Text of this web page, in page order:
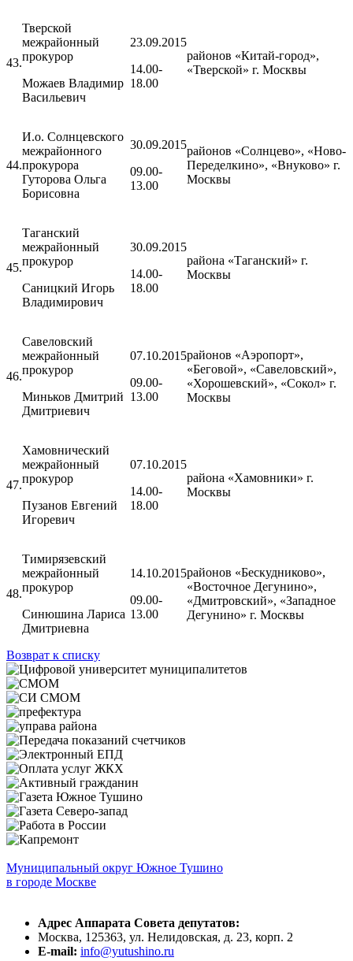
43.
Тверской
межрайонный
прокурор
Можаев Владимир
Васильевич
23.09.2015
14.00-
18.00
районов «Китай-город»,
«Тверской» г. Москвы
44.
И.о. Солнцевского
межрайонного
прокурора
Гуторова Ольга
Борисовна
30.09.2015
09.00-
13.00
районов «Солнцево», «Ново-
Переделкино», «Внуково» г.
Москвы
45.
Таганский
межрайонный
прокурор
Саницкий Игорь
Владимирович
30.09.2015
14.00-
18.00
района «Таганский» г.
Москвы
46.
Савеловский
межрайонный
прокурор
Миньков Дмитрий
Дмитриевич
07.10.2015
09.00-
13.00
районов «Аэропорт»,
«Беговой», «Савеловский»,
«Хорошевский», «Сокол» г.
Москвы
47.
Хамовнический
межрайонный
прокурор
Пузанов Евгений
Игоревич
07.10.2015
14.00-
18.00
района «Хамовники» г.
Москвы
48.
Тимирязевский
межрайонный
прокурор
Синюшина Лариса
Дмитриевна
14.10.2015
09.00-
13.00
районов «Бескудниково»,
«Восточное Дегунино»,
«Дмитровский», «Западное
Дегунино» г. Москвы
Возврат к списку
Муниципальный округ Южное Тушино
в городе Москве
Адрес Аппарата Совета депутатов:
Москва, 125363, ул. Нелидовская, д. 23, корп. 2
E-mail: info@yutushino.ru